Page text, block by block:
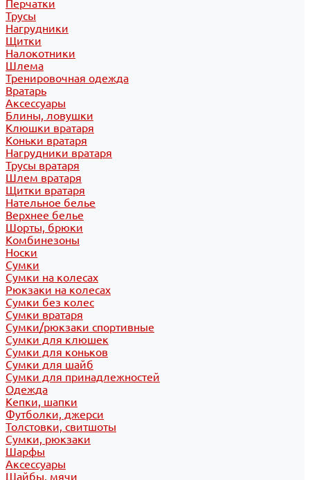
Перчатки
Трусы
Нагрудники
Щитки
Налокотники
Шлема
Тренировочная одежда
Вратарь
Аксессуары
Блины, ловушки
Клюшки вратаря
Коньки вратаря
Нагрудники вратаря
Трусы вратаря
Шлем вратаря
Щитки вратаря
Нательное белье
Верхнее белье
Шорты, брюки
Комбинезоны
Носки
Сумки
Сумки на колесах
Рюкзаки на колесах
Сумки без колес
Сумки вратаря
Сумки/рюкзаки спортивные
Сумки для клюшек
Сумки для коньков
Сумки для шайб
Сумки для принадлежностей
Одежда
Кепки, шапки
Футболки, джерси
Толстовки, свитшоты
Сумки, рюкзаки
Шарфы
Аксессуары
Шайбы, мячи